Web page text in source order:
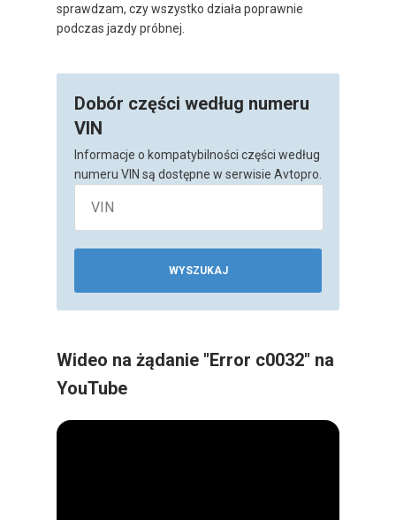
sprawdzam, czy wszystko działa poprawnie
podczas jazdy próbnej.
Dobór części według numeru
VIN
Informacje o kompatybilności części według
numeru VIN są dostępne w serwisie Avtopro.
WYSZUKAJ
Wideo na żądanie "Error c0032" na
YouTube